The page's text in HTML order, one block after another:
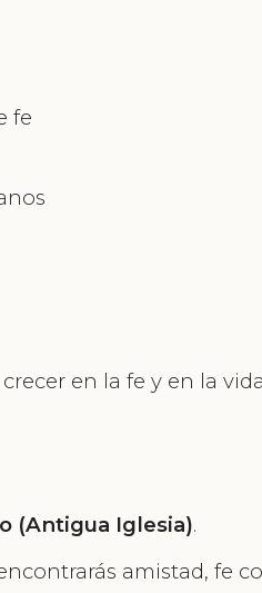
fe
en la fe y en la
(Antigua Iglesia).
amistad, fe